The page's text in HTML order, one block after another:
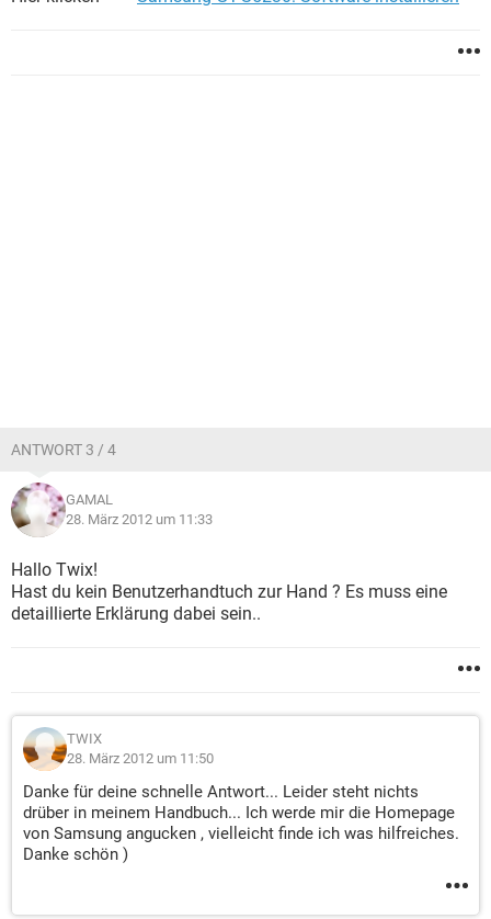
ANTWORT 3 / 4
GAMAL
28. März 2012 um 11:33
Hallo Twix!
Hast du kein Benutzerhandtuch zur Hand ? Es muss eine
detaillierte Erklärung dabei sein..
TWIX
28. März 2012 um 11:50
Danke für deine schnelle Antwort... Leider steht nichts
drüber in meinem Handbuch... Ich werde mir die Homepage
von Samsung angucken , vielleicht finde ich was hilfreiches.
Danke schön )